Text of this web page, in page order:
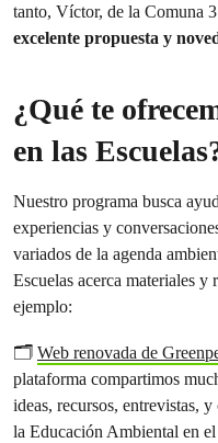
tanto, Víctor, de la Comuna
excelente propuesta y
¿Qué te
en las
Nuestro programa busca
experiencias y
variados de la agenda
Escuelas acerca materiales
ejemplo:
🗂️ Web renovada de
plataforma compartimos
ideas, recursos, entrevistas,
la Educación Ambiental en